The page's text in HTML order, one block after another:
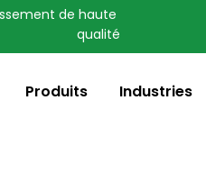
be speaking a different
to change to:
de haute
qualité
Produits Industries